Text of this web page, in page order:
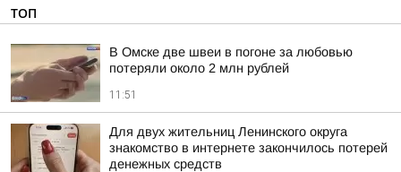
ТОП
В Омске две швеи в погоне за любовью
потеряли около 2 млн рублей
11:51
Для двух жительниц Ленинского округа
знакомство в интернете закончилось потерей
денежных средств